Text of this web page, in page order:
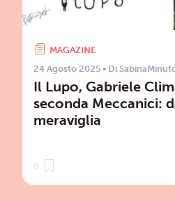
MAGAZINE
24 Agosto 2025 • Di
Il Lupo, Gabriele
seconda Meccanici:
meraviglia
0